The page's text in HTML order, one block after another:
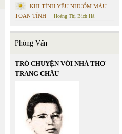
KHI TÌNH YÊU NHUỐM MÀU
TOAN TÍNH
Hoàng Thị Bích Hà
Phỏng Vấn
TRÒ CHUYỆN VỚI NHÀ THƠ
TRANG CHÂU